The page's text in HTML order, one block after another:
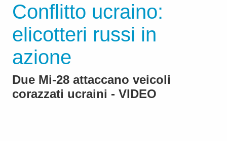
Conflitto ucraino:
elicotteri russi in
azione
Due Mi-28 attaccano veicoli
corazzati ucraini - VIDEO